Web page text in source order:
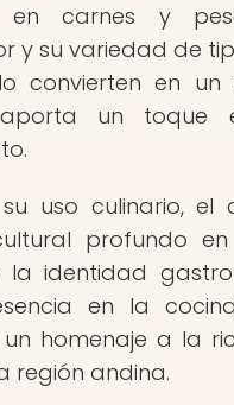
en carnes y
y su variedad de
convierten en un
un toque
uso culinario, el
profundo
la identidad
en la
homenaje a la
región andina.